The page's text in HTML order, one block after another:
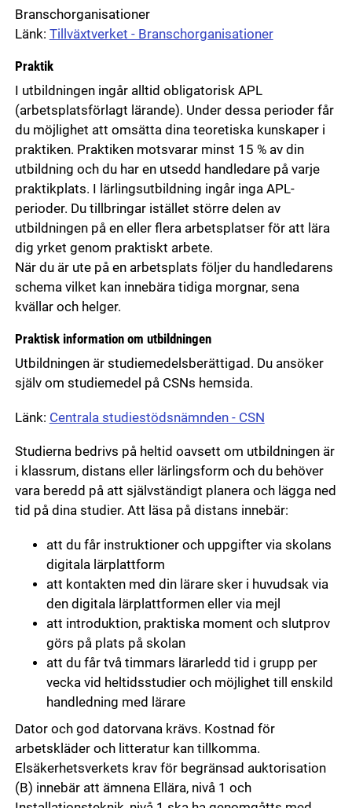
Branschorganisationer
Länk: Tillväxtverket - Branschorganisationer
Praktik
I utbildningen ingår alltid obligatorisk APL
(arbetsplatsförlagt lärande). Under dessa perioder får
du möjlighet att omsätta dina teoretiska kunskaper i
praktiken. Praktiken motsvarar minst 15 % av din
utbildning och du har en utsedd handledare på varje
praktikplats. I lärlingsutbildning ingår inga APL-
perioder. Du tillbringar istället större delen av
utbildningen på en eller flera arbetsplatser för att lära
dig yrket genom praktiskt arbete.
När du är ute på en arbetsplats följer du handledarens
schema vilket kan innebära tidiga morgnar, sena
kvällar och helger.
Praktisk information om utbildningen
Utbildningen är studiemedelsberättigad. Du ansöker
själv om studiemedel på CSNs hemsida.
Länk: Centrala studiestödsnämnden - CSN
Studierna bedrivs på heltid oavsett om utbildningen är
i klassrum, distans eller lärlingsform och du behöver
vara beredd på att självständigt planera och lägga ned
tid på dina studier. Att läsa på distans innebär:
att du får instruktioner och uppgifter via skolans
digitala lärplattform
att kontakten med din lärare sker i huvudsak via
den digitala lärplattformen eller via mejl
att introduktion, praktiska moment och slutprov
görs på plats på skolan
att du får två timmars lärarledd tid i grupp per
vecka vid heltidsstudier och möjlighet till enskild
handledning med lärare
Dator och god datorvana krävs. Kostnad för
arbetskläder och litteratur kan tillkomma.
Elsäkerhetsverkets krav för begränsad auktorisation
(B) innebär att ämnena Ellära, nivå 1 och